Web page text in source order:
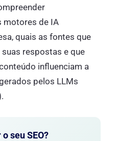
motores de IA
quais as fontes que
respostas e que
influenciam a
pelos LLMs
seu SEO?